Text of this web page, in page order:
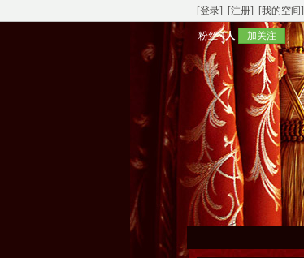
[登录] [注册] [我的空间]
粉丝4人 加关注